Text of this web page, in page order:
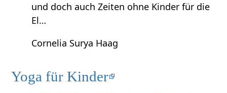
und doch auch Zeiten ohne Kinder für die
El…
Cornelia Surya Haag
Yoga für Kinder